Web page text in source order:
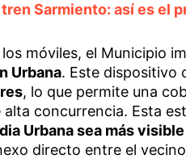
Sarmiento: así es el
móviles, el Municipio
Urbana. Este dispositivo
, lo que permite una
alta concurrencia. Esta
Urbana sea más
directo entre el